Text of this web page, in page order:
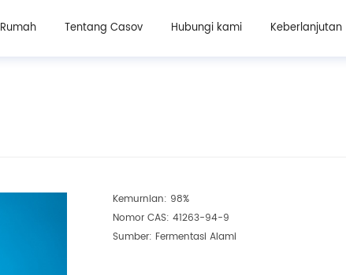
Rumah Tentang Casov Hubungi kami Keberlanjutan
Bahan kosmetik Bahan suplemen kecantikan oral
Kemurnian: 98%
Nomor CAS: 41263-94-9
Sumber: Fermentasi Alami